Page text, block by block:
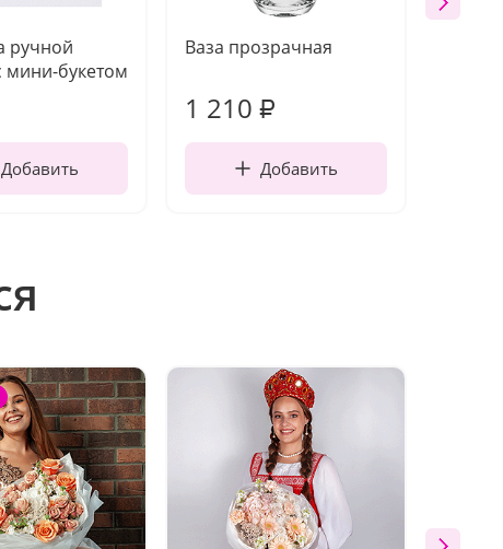
ручной
мини-букетом
Добавить
Ваза прозрачная
1 210 ₽
Добавить